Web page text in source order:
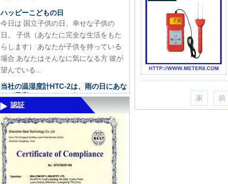
ハッピーこどもの日
今日は 国立子供の日、幸せな子供の
日。 子供（あなたに完全な生活をもた
らします） あなたが子供を持っている
場合 あなたはそんなに気になる方 彼が
望んでいる...
当社の温湿度計HTC-2は、雨の日にあな
たの最高のチョイスです。
当社の温湿度計HTC-2は、雨の日にあな
たの最高のチョイスです。 この月に、
それはほとんど中国でrainningだ、この
梅雨で、空気がmoisture.Inで起訴された
このよ...
新製品：MD-6150デジタル地下ロング
レンジ金属探知器
MD-6150デジタル地下ロングレンジ 金
認証
家 前